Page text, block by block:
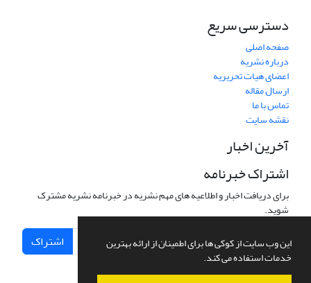
این وب سایت از کوکی ها برای اطمینان از ارائه بهترین
خدمات استفاده می کند.
دسترسی سریع
صفحه اصلی
درباره نشریه
اعضای هیات تحریریه
ارسال مقاله
تماس با ما
نقشه سایت
آخرین اخبار
اشتراک خبرنامه
برای دریافت اخبار و اطلاعیه های مهم نشریه در خبرنامه نشریه مشترک
شوید.
اشتراک